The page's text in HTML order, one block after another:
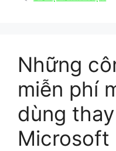
Những
miễn phí
dùng
Microsoft